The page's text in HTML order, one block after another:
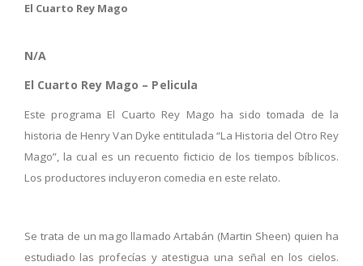
El Cuarto Rey Mago
N/A
El Cuarto Rey Mago – Pelicula
Este programa El Cuarto Rey Mago ha sido tomada de la
historia de Henry Van Dyke entitulada “La Historia del Otro Rey
Mago”, la cual es un recuento ficticio de los tiempos bíblicos.
Los productores incluyeron comedia en este relato.
Se trata de un mago llamado Artabán (Martin Sheen) quien ha
estudiado las profecías y atestigua una señal en los cielos.